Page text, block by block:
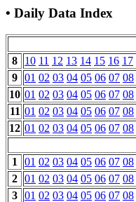
• Daily Data Index
8
10 11 12 13 14 15 16 17
9 01 02 03 04 05 06 07 08
10 01 02 03 04 05 06 07 08
11 01 02 03 04 05 06 07 08
12 01 02 03 04 05 06 07 08
1
01 02 03 04 05 06 07 08
2 01 02 03 04 05 06 07 08
3 01 02 03 04 05 06 07 08